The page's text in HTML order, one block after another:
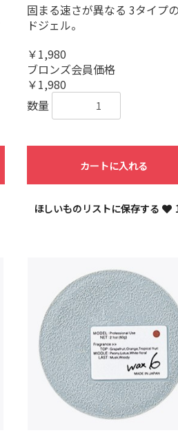
固まる速さが異なる 3タイプ
ドジェル。
￥1,980
ブロンズ会員価格
￥1,980
数量
カートに入れる
ほしいものリストに保存する